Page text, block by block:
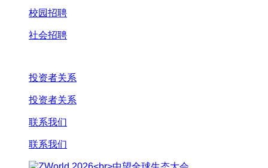
校园招聘
社会招聘
投资者关系
投资者关系
联系我们
联系我们